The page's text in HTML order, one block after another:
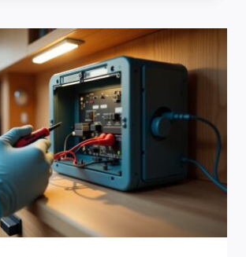
IDEEN
ENTDECKEN